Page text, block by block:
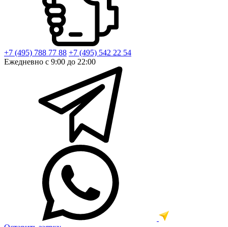
+7 (495) 788 77 88 +7 (495) 542 22 54
Ежедневно с 9:00 до 22:00